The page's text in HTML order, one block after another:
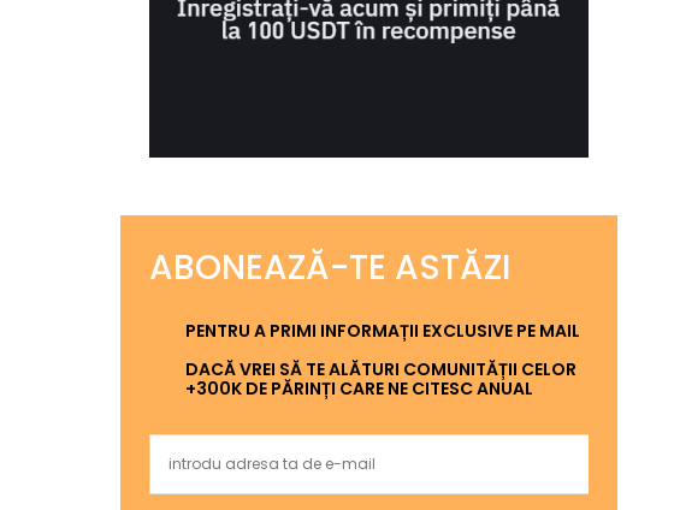
ABONEAZĂ-TE ASTĂZI
PENTRU A PRIMI INFORMAȚII EXCLUSIVE PE MAIL
DACĂ VREI SĂ TE ALĂTURI COMUNITĂȚII CELOR
+300K DE PĂRINȚI CARE NE CITESC ANUAL